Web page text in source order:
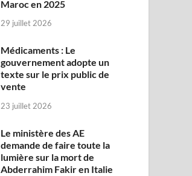
Maroc en 2025
29 juillet 2026
Médicaments : Le
gouvernement adopte un
texte sur le prix public de
vente
23 juillet 2026
Le ministère des AE
demande de faire toute la
lumière sur la mort de
Abderrahim Fakir en Italie